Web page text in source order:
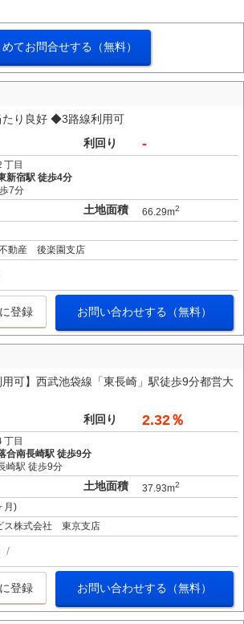
めてお問合せする（無料）
り良好 ◆3路線利用可
利回り -
丁目
新宿駅 徒歩4分
7分
土地面積 66.29m2
動産 後楽園支店
登録 お問い合わせする（無料）
可】西武池袋線「東長崎」駅徒歩9分都営大
利回り 2.32％
丁目
合南長崎駅 徒歩9分
崎駅 徒歩9分
土地面積 37.93m2
月)
ス株式会社 東京支店
登録 お問い合わせする（無料）